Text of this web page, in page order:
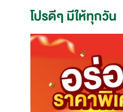
โปรดีๆ มีให้ทุกวัน